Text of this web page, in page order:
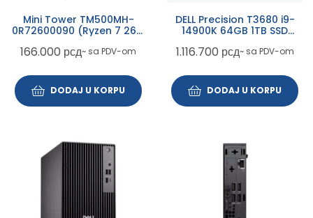
Mini Tower TM500MH-
0R72600090 (Ryzen 7 260,
RTX 5060)
166.000 рсд~ sa PDV-om
DODAJ U KORPU
DELL Precision T3680 i9-
14900K 64GB 1TB SSD
Win11Pro 3yr ProSupport
1.116.700 рсд~ sa PDV-om
DODAJ U KORPU